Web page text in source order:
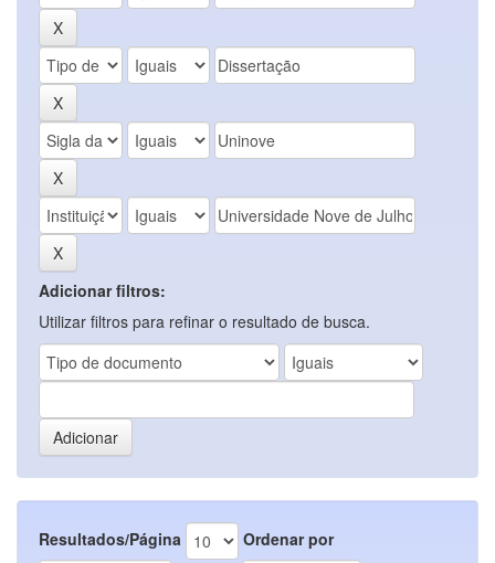
Adicionar filtros:
Utilizar filtros para refinar o resultado de busca.
Resultados/Página Ordenar por